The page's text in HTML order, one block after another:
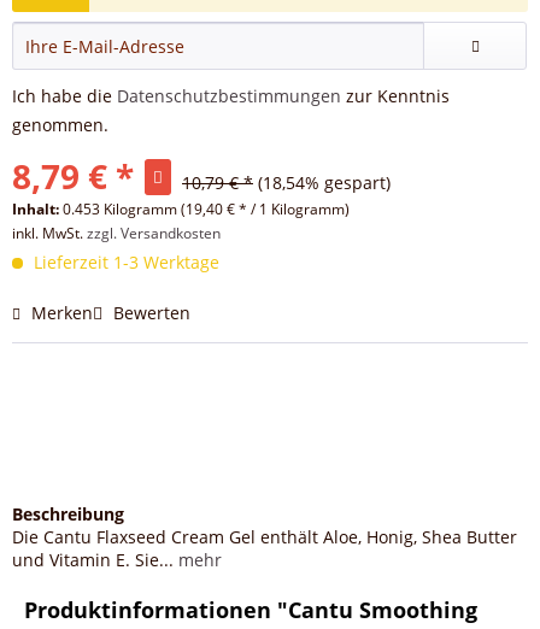
Ich habe die Datenschutzbestimmungen zur Kenntnis
genommen.
8,79 € * 10,79 € * (18,54% gespart)
Inhalt:0.453 Kilogramm (19,40 € * / 1 Kilogramm)
inkl. MwSt.zzgl. Versandkosten
Lieferzeit 1-3 Werktage
Merken Bewerten
Beschreibung
Die Cantu Flaxseed Cream Gel enthält Aloe, Honig, Shea Butter
und Vitamin E. Sie... mehr
Produktinformationen "Cantu Smoothing